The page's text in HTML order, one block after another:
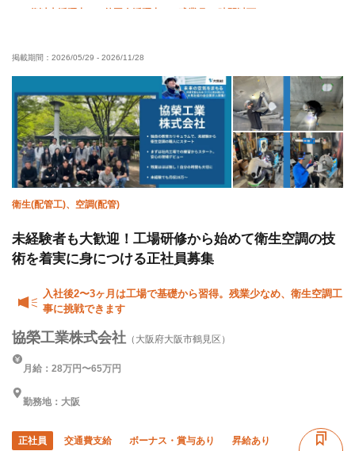
掲載期間： 2026/05/29 - 2026/11/28
衛生(配管工)、空調(配管)
未経験者も大歓迎！工場研修から始めて衛生空調の技
術を着実に身につける正社員募集
入社後2〜3ヶ月は工場で基礎から習得。残業少なめ、衛生空調工
事に挑戦できます
協榮工業株式会社 （大阪府大阪市鶴見区）
月給：28万円〜65万円
勤務地：大阪
正社員 交通費支給 ボーナス・賞与あり 昇給あり